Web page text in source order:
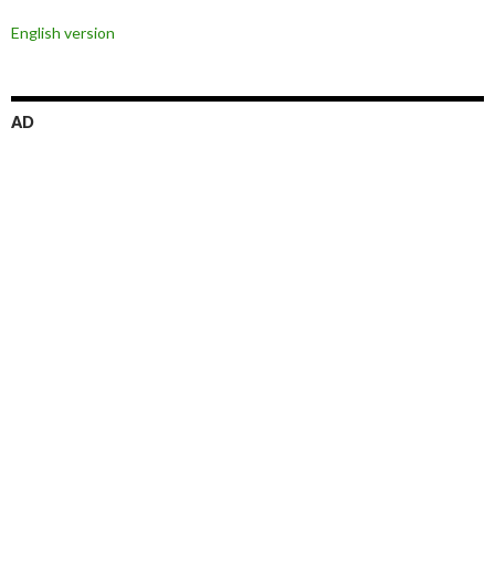
English version
AD